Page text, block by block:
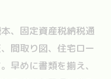
、固定資産税納税通
間取り図、住宅ロー
早めに書類を揃え、